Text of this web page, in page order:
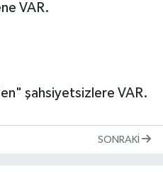
VAR.
şahsiyetsizlere VAR.
SONRAKI